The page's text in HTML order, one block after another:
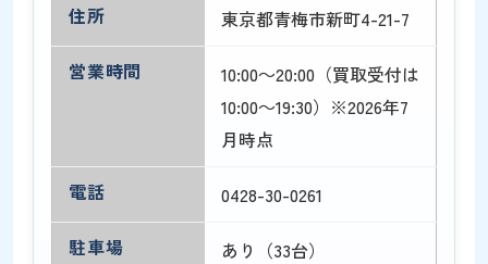
住所
東京都青梅市新町4-21-7
営業時間
10:00～20:00（買取受付は
10:00～19:30）※2026年7
月時点
電話
0428-30-0261
駐車場
あり（33台）